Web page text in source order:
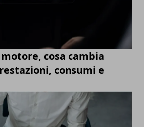
cosa cambia
consumi e